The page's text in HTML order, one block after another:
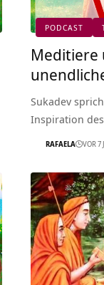
PODCAST
Meditiere
Sukadev
Inspiration
RAFAELA VOR 7